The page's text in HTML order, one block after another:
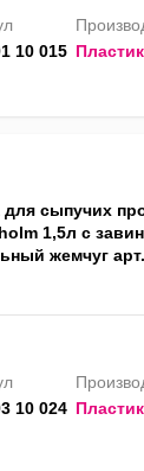
10 015
для сыпучих
1,5л с
жемчуг
10 024